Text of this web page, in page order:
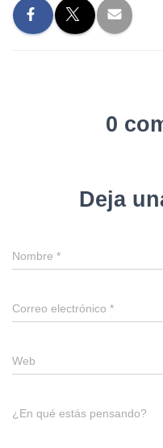
0
Deja
Nombre *
Correo electrónico *
Web
¿En qué estás pensando?